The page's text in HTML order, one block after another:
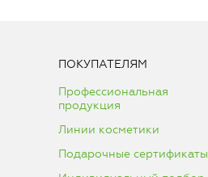
ПОКУПАТЕЛЯМ
Профессиональная
продукция
Линии косметики
Подарочные сертификаты